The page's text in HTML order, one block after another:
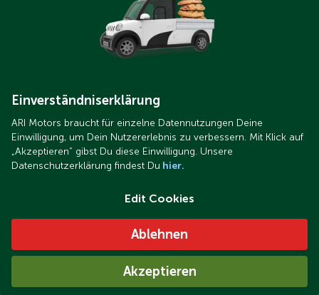
Einverständniserklärung
ARI Motors braucht für einzelne Datennutzungen Deine
Einwilligung, um Dein Nutzererlebnis zu verbessern. Mit Klick auf
„Akzeptieren“ gibst Du diese Einwilligung. Unsere
Datenschutzerklärung findest Du hier.
Edit Cookies
Ablehnen
Akzeptieren